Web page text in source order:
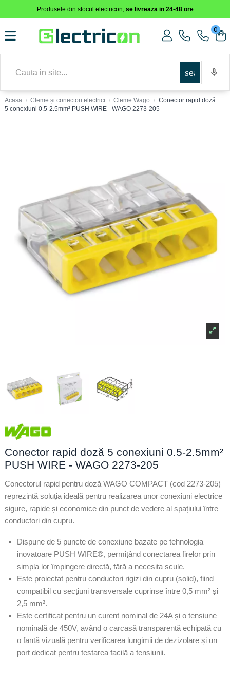
Produsele din stocul electricon, se livreaza in 24-48 ore
0
search
Acasa Cleme și conectori electrici Cleme Wago
Conector rapid doză
5 conexiuni 0.5-2.5mm² PUSH WIRE - WAGO 2273-205
Conector rapid doză 5 conexiuni 0.5-2.5mm²
PUSH WIRE - WAGO 2273-205
Conectorul rapid pentru doză WAGO COMPACT (cod 2273-205)
reprezintă soluția ideală pentru realizarea unor conexiuni electrice
sigure, rapide și economice din punct de vedere al spațiului între
conductori din cupru.
Dispune de 5 puncte de conexiune bazate pe tehnologia
inovatoare PUSH WIRE®, permițând conectarea firelor prin
simpla lor împingere directă, fără a necesita scule.
Este proiectat pentru conductori rigizi din cupru (solid), fiind
compatibil cu secțiuni transversale cuprinse între 0,5 mm² și
2,5 mm².
Este certificat pentru un curent nominal de 24A și o tensiune
nominală de 450V, având o carcasă transparentă echipată cu
o fantă vizuală pentru verificarea lungimii de dezizolare și un
port dedicat pentru testarea facilă a tensiunii.